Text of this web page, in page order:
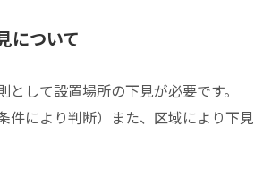
認のうえ入力して下さい ※必須
について
として設置場所の下見が必要です。
件により判断）また、区域により下見